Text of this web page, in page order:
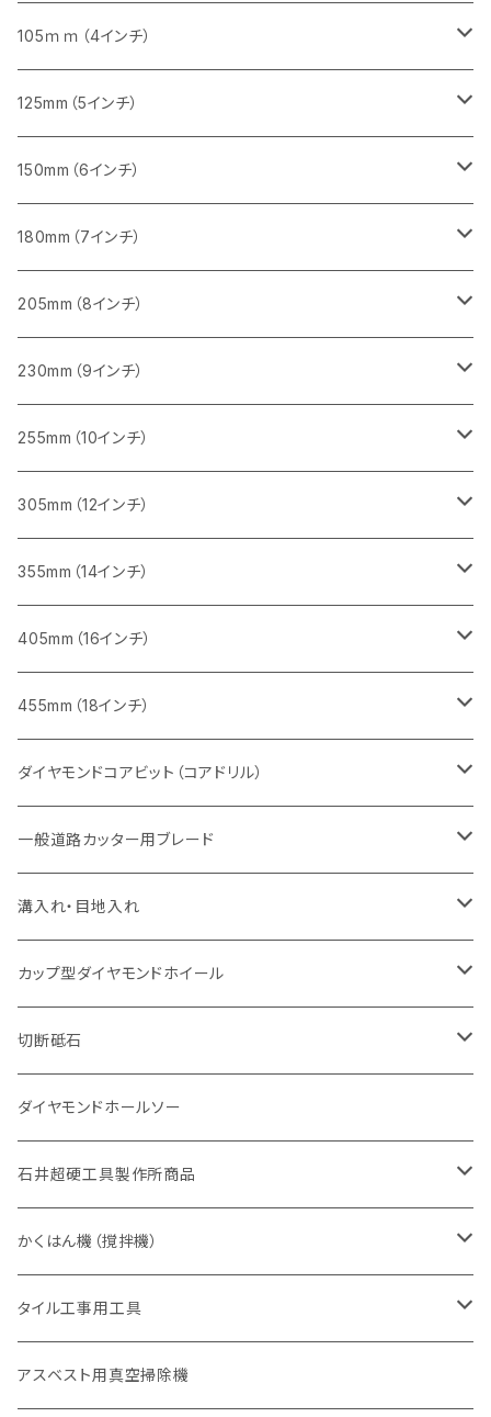
セグメント（特殊凸凹加工チップ）
セグメント
セグメント（一般道路カッター用
473mm（18インチ）
セグメント（一般道路カッター用
セグメント
セグメント（特殊凸凹加工チップ）
355mm（14インチ）
セグメント
セグメント（特殊凸凹加工チップ）
405mm（16インチ）
セグメントタイプ
砥石（補強綱入り）
砥石（補強綱入り）
355mm（14インチ）
砥石（補強綱入り）
255ｍｍ（10インチ）
一般道路カッター用
305ｍｍ（12インチ）
一般道路カッター用
355ｍｍ（14インチ）
一般道路カッター用
405mm（16インチ）
一般道路カッター用
455ｍｍ（18インチ）
一般道路カッター用
105ｍｍ（4インチ）
タイル切断用
みかげ石（御影石）切断用
コンクリート切断用
ブロック切断用
レンガ切断用
インターロッキング切断用
鋳鉄管切断用
ヒューム管・U字溝切断用
125mm（5インチ）
タイル切断用
みかげ石（御影石）切断用
コンクリート切断用
ブロック切断用
レンガ切断用
インターロッキング切断用
鋳鉄管切断用
ヒューム管・U字溝切断用
FRP切断用
塩ビ管・キッチンパネル切断用
大理石
150mm（6インチ）
みかげ石（御影石）切断用
コンクリート切断用
ブロック切断用
レンガ切断用
インターロッキング切断用
鋳鉄管切断用
ヒューム管・U字溝切断用
180mm（7インチ）
みかげ石（御影石）切断用
コンクリート切断用
ブロック切断用
レンガ切断用
インターロッキング切断用
鋳鉄管切断用
ヒューム管・U字溝切断用
205mm（8インチ）
みかげ石（御影石）切断用
コンクリート切断用
ブロック切断用
レンガ切断用
インターロッキング切断用
鋳鉄管切断用
ヒューム管・U字溝切断用
230mm（9インチ）
みかげ石（御影石）切断用
コンクリート切断用
ブロック切断用
レンガ切断用
インターロッキング切断用
鋳鉄管切断用
ヒューム管・U字溝切断用
255mm（10インチ）
コンクリート切断用
一般道路カッター用
ブロック切断用
レンガ切断用
インターロッキング切断用
一般道路カッター用
ヒューム管・U字溝切断用
アスファルト切断用
一般道路カッター用
305mm（12インチ）
みかげ石（御影石）切断用
セグメント
セグメント（特殊凹凸加工チップ
鉄筋コンクリート切断用
セグメントタイプ
コンクリート切断用
セグメント
セグメント（特殊凸凹加工チップ
ブロック切断用
セグメント
セグメント（特殊凸凹加工チップ
レンガ切断用
セグメント
セグメント（特殊凸凹加工チップ
インターロッキング切断用
セグメントタイプ
一般道路カッター用
鋳鉄管切断用
セグメントタイプ
埋設鋳鉄管工事対応タイプ
ヒューム管・U字溝切断用
セグメント
セグメント（特殊凸凹加工チップ
アスファルト切断用
一般道路カッター用
355mm（14インチ）
みかげ石（御影石）切断用
セグメント
セグメント（特殊凸凹加工チップ
鉄筋コンクリート切断用
セグメントタイプ
コンクリート切断用
セグメント
セグメント（特殊凸凹加工チップ
ブロック切断用
セグメント
セグメント（特殊凸凹加工チップ
レンガ切断用
セグメント
セグメント（特殊凸凹加工チップ
インターロッキング切断用
セグメントタイプ
一般道路カッター用
鋳鉄管切断用
セグメントタイプ
埋設鋳鉄管工事対応タイプ
ヒューム管・U字溝切断用
セグメントタイプ
セグメント（特殊凸凹加工チップ
アスファルト切断用
一般道路カッター用
405mm（16インチ）
みかげ石（御影石）切断用
セグメントタイプ
コンクリート切断用
セグメントタイプ
一般道路カッター用
鉄筋コンクリート切断用
セグメントタイプ
インターロッキング切断用
セグメントタイプ
一般道路カッター用
鋳鉄管切断用
セグメントタイプ
埋設鋳鉄管工事対応タイプ
ヒューム管・U字溝切断用
セグメントタイプ
アスファルト切断用
一般道路カッター用
455mm（18インチ）
道路コンクリート切断用
道路アスファルト切断用
ダイヤモンドコアビット（コアドリル）
Aロット
有効長 250mm
有効長 370mm
Ｃロット
有効長 250mm
M27
有効長 250mm
一般道路カッター用ブレード
道路（アスファルト用）
255mm（10インチ）
305mm（12インチ）
道路（コンクリート舗装面）
255mm（10インチ）
305mm（12インチ）
道路（アス・コン兼用）
305mm（12インチ）
355mm（14インチ）
溝入れ・目地入れ
V型チップ
ストレート型チップ
U型チップ
カップ型ダイヤモンドホイール
100mm（4インチ）
125mm（5インチ）
切断砥石
金属用
305mm（12インチ）
355mm（14インチ）
非金属用
305mm（12インチ）
355mm（14インチ）
ダイヤモンドホールソー
石井超硬工具製作所商品
押し切り（タイル切断機）
本体
電動切断機
本体
ブリック＆ブロック用切断機
かくはん機（撹拌機）
本体
低速回転
付属品
タイル工事用工具
手動工具
アスベスト用真空掃除機